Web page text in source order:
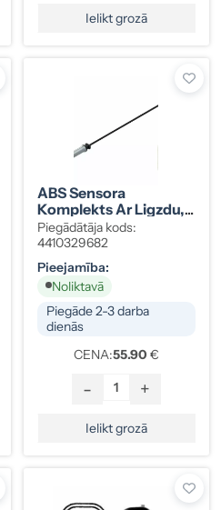
Ielikt grozā
ABS Sensora
Komplekts Ar Ligzdu,
Taisns, 1,7 M, Kods
1400071
Piegādātāja kods:
4410329682
Pieejamība:
Noliktavā
Piegāde 2-3 darba
dienās
CENA:55.90 €
- +
Ielikt grozā